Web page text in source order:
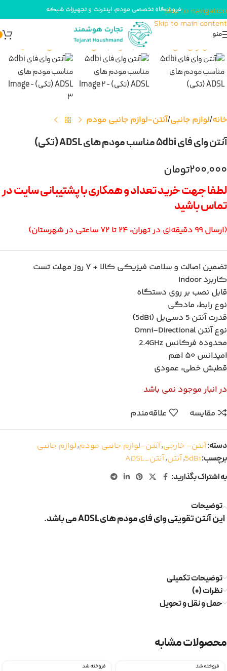
Skip to navigation
Skip to main content
فروشگاه تخصصی مودم، اینترنت و تجهیزات شبکه
منو برای بزرگنمایی کلیک کنید
خانه لوازم جانبی آنتن-لوازم جانبی مودم
آنتن وای فای 5dbi مناسب مودم های ADSL (تکی)
۲۰۰,۰۰۰تومان
لطفا جهت خرید تعداد و همکاری با پشتیبانی سایت در
تماس باشید
(ارسال ۹۹ دقیقه‌ای در تهران، ۲۴ تا ۷۲ ساعتی در شهرستان)
تضمین اصالت و سلامت فیزیکی کالا + ۷ روز مهلت تست
کاربردIndoor
قابل نصب بر روی دستگاه
نوع رابط، مادگی
قدرت آنتن 5 دسی‌بل (5dBi)
نوع آنتنOmni-Directional
محدوده فرکانس 2.4GHz
امپدانس ۵۰ اهم
قطبش خطی، عمودی
در انبار موجود نمی باشد
مقایسه
علاقه‌مندم
دسته:آنتن- خارجی,آنتن-لوازم جانبی مودم,لوازم جانبی
برچسب:5dBi
,آنتن,آنتن_ADSL
به اشتراک بگذارید:
توضیحات
این آنتن تقویتی وای فای مودم های ADSL می باشد.
توضیحات تکمیلی
نظرات (۰)
حمل و نقل و تحویل
محصولات مشابه
فروخته شد فروخته شد